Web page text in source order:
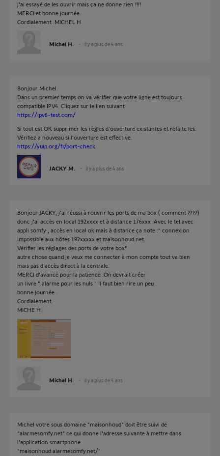
j'ai essayé de les ouvrir mais ça ne donne rien !!!!
MERCI et bonne journée.
Cordialement .MICHEL H
Michel H. il y a plus de 4 ans
Bonjour Michel.
Dans un premier temps on va vérifier que votre ligne est toujours
compatible IPV4. Cliquez sur le lien suivant
https://ipv6-test.com/
Si tout est OK supprimer les règles d'ouverture existantes et refaite les.
Vérifiez a nouveau si l'ouverture est effective.
https://yuip.org/fr/port-check
JACKY M. il y a plus de 4 ans
Bonjour JACKY, j'ai réussi à rouvrir les ports de ma box ( comment ????)
donc j'ai accès en local 192xxxx et à distance 176xxx .Avec le tel avec
appli somfy , accès en local ok mais à distance ça note :" connexion
impossible aux hôtes 192xxxxx et maisonhoud.net.
Vérifier les réglages des ports de votre box"
autre chose quand je veux me connecter à mon compte tout va bien
mais pas d'accès direct à la centrale.
MERCI d'avance pour la patience .On devrait créer
un livre " alarme pour les nuls " Il faut bien rire un peu .
bonne journée .
Cordialement.
MICHE H
Michel H. il y a plus de 4 ans
Michel votre sous domaine "maisonhoud" doit être suivi de
"alarmesomfy.net" ce qui donne l'adresse suivante à mettre dans
l'application smartphone
"maisonhoud.alarmesomfy.net/"